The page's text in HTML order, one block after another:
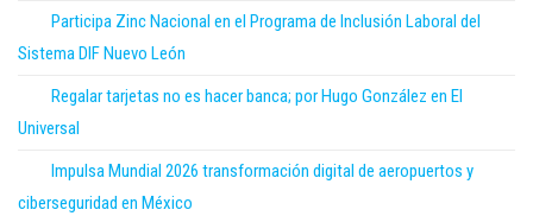
Participa Zinc Nacional en el Programa de Inclusión Laboral del
Sistema DIF Nuevo León
Regalar tarjetas no es hacer banca; por Hugo González en El
Universal
Impulsa Mundial 2026 transformación digital de aeropuertos y
ciberseguridad en México